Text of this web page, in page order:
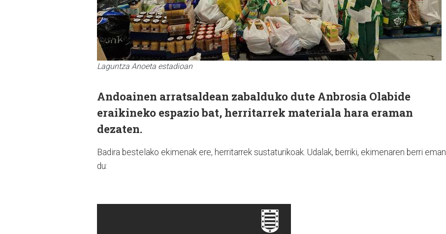
Laguntza Anoeta estadioan
Andoainen arratsaldean zabalduko dute Anbrosia Olabide
eraikineko espazio bat, herritarrek materiala hara eraman
dezaten.
Badira bestelako ekimenak ere, herritarrek sustaturikoak. Udalak, berriki, ekimenaren berri eman
du: